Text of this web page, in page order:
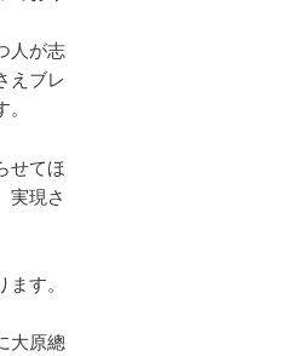
人が志
えブレ
せてほ
実現さ
す。
大原總